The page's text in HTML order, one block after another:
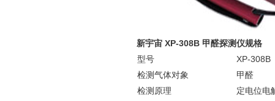
新宇宙 XP-308B 甲醛探测仪规格
型号
XP-308B
检测气体对象
甲醛
检测原理
定电位电